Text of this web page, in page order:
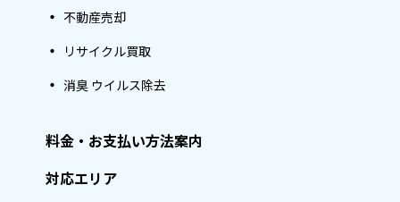
不動産売却
リサイクル買取
消臭 ウイルス除去
料金・お支払い方法案内
対応エリア